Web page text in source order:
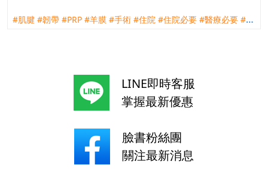
#肌腱 #韌帶 #PRP #羊膜 #手術 #住院 #住院必要 #醫療必要 #醫
LINE即時客服
掌握最新優惠
臉書粉絲團
關注最新消息